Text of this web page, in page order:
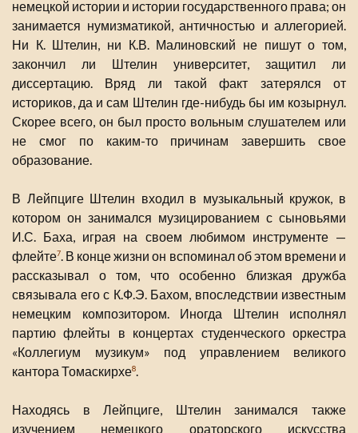
немецкой истории и истории государственного права; он
занимается нумизматикой, античностью и аллегорией.
Ни К. Штелин, ни К.В. Малиновский не пишут о том,
закончил ли Штелин университет, защитил ли
диссертацию. Вряд ли такой факт затерялся от
историков, да и сам Штелин где-нибудь бы им козырнул.
Скорее всего, он был просто вольным слушателем или
не смог по каким-то причинам завершить свое
образование.
В Лейпциге Штелин входил в музыкальный кружок, в
котором он занимался музицированием с сыновьями
И.С. Баха, играя на своем любимом инструменте —
флейте7
. В конце жизни он вспоминал об этом времени и
рассказывал о том, что особенно близкая дружба
связывала его с К.Ф.Э. Бахом, впоследствии известным
немецким композитором. Иногда Штелин исполнял
партию флейты в концертах студенческого оркестра
«Коллегиум музикум» под управлением великого
кантора Томаскирхе8
Находясь в Лейпциге, Штелин занимался также
изучением немецкого ораторского искусства